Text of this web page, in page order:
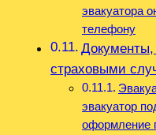
эвакуатора
телефону
страховыми
эвакуатор
оформление